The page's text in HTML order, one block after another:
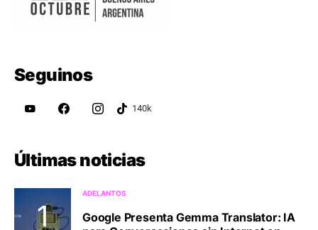
Seguinos
Últimas noticias
ADELANTOS
Google Presenta Gemma Translator: IA